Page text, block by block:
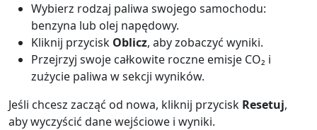
Wybierz rodzaj paliwa swojego samochodu:
benzyna lub olej napędowy.
Kliknij przycisk Oblicz, aby zobaczyć wyniki.
Przejrzyj swoje całkowite roczne emisje CO₂ i
zużycie paliwa w sekcji wyników.
Jeśli chcesz zacząć od nowa, kliknij przycisk Resetuj,
aby wyczyścić dane wejściowe i wyniki.